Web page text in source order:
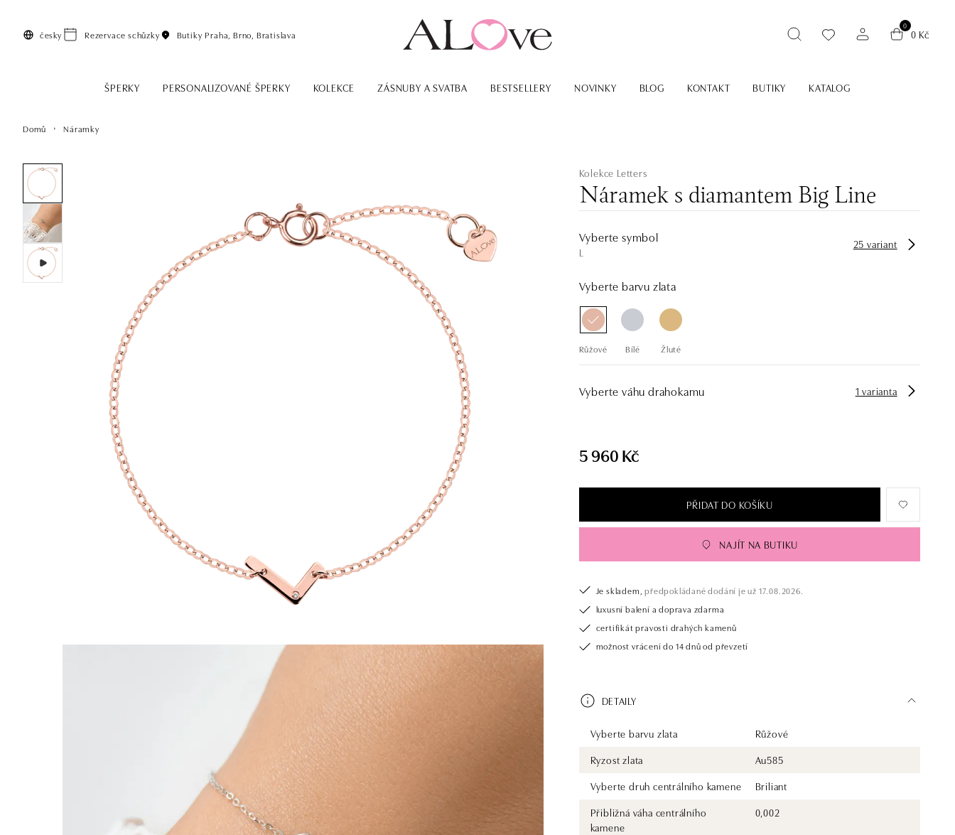
česky Rezervace schůzky Butiky Praha, Brno, Bratislava
0
0 Kč
ŠPERKY PERSONALIZOVANÉ ŠPERKY KOLEKCE ZÁSNUBY A SVATBA BESTSELLERY NOVINKY BLOG KONTAKT BUTIKY KATALOG
Domů Náramky
Kolekce Letters
Náramek s diamantem Big Line
Vyberte symbol
L
25 variant
Vyberte barvu zlata
Růžové Bílé Žluté
Vyberte váhu drahokamu 1 varianta
5 960 Kč
PŘIDAT DO KOŠÍKU
NAJÍT NA BUTIKU
Je skladem, předpokládané dodání je už 17.08.2026.
luxusní balení a doprava zdarma
certifikát pravosti drahých kamenů
možnost vrácení do 14 dnů od převzetí
DETAILY
Vyberte barvu zlata
Růžové
Ryzost zlata
Au585
Vyberte druh centrálního kamene
Briliant
Přibližná váha centrálního
kamene
0,002